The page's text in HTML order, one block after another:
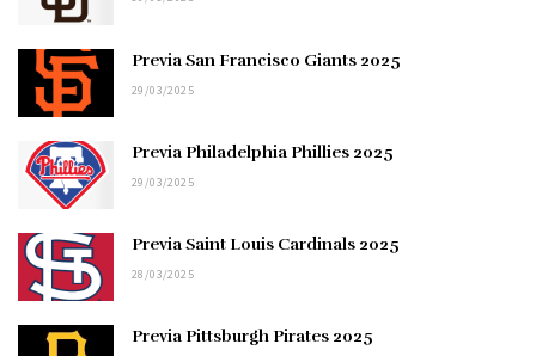
Previa San Francisco Giants 2025
29/03/2025
Previa Philadelphia Phillies 2025
29/03/2025
Previa Saint Louis Cardinals 2025
28/03/2025
Previa Pittsburgh Pirates 2025